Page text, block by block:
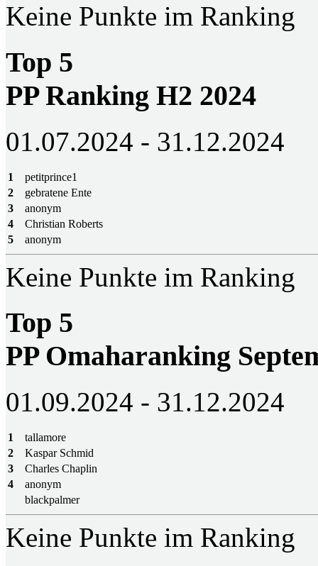
Keine Punkte im Ranking
Top 5
PP Ranking H2 2024
01.07.2024 - 31.12.2024
1
petitprince1
2
gebratene Ente
3
anonym
4
Christian Roberts
5
anonym
Keine Punkte im Ranking
Top 5
PP Omaharanking
01.09.2024 - 31.12.2024
1
tallamore
2
Kaspar Schmid
3
Charles Chaplin
4
anonym
blackpalmer
Keine Punkte im Ranking